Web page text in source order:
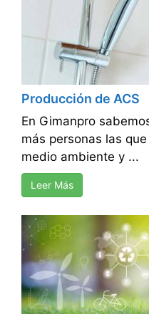
Producción de ACS
En Gimanpro
más personas las
medio ambiente y ...
Leer Más